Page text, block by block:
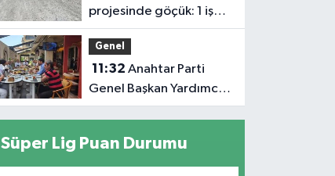
projesinde göçük: 1 işçi
hayatını kaybetti, 1'i
ağır yaralı
Genel
11:32
Genel Başkan Yardımcısı
Demiröz, Iğdır’da Basın
Süper Lig Puan Durumu